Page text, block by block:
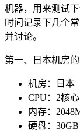
机器，用来测试
时间记录下几个
并讨论。
第一、日本机房
机房：日本
CPU：2核心
内存：
硬盘：